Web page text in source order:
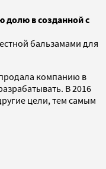
долю в созданной с
бальзамами для
компанию в
В 2016
цели, тем самым